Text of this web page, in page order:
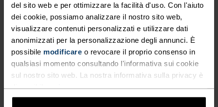
del sito web e per ottimizzare la facilità d'uso. Con l'aiuto
dei cookie, possiamo analizzare il nostro sito web,
visualizzare contenuti personalizzati e utilizzare dati
anonimizzati per la personalizzazione degli annunci. È
possibile modificare o revocare il proprio consenso in
qualsiasi momento consultando l'informativa sui cookie
sul nostro sito web. La nostra informativa sulla privacy è
CARATTERISTICHE DEL MATERIALE
SINTETICO
Progettato per attività ad alta intensità, sensazione
seconda pelle - elastico, eccezionalmente leggero,
eccellente trasporto dell'umidità, aiuta a regolare la
temperatura corporea, asciuga più velocemente delle
fibre naturali e ha una maggiore durabilità.